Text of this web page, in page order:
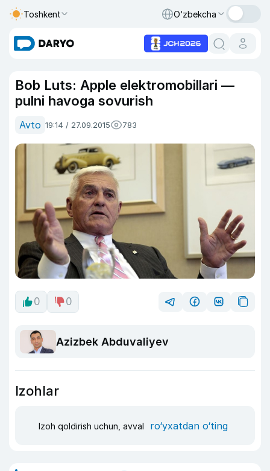
Toshkent O‘zbekcha
Bob Luts: Apple elektromobillari —
pulni havoga sovurish
Avto 19:14 / 27.09.2015 783
0 0
Azizbek Abduvaliyev
Izohlar
Izoh qoldirish uchun, avval ro‘yxatdan o‘ting